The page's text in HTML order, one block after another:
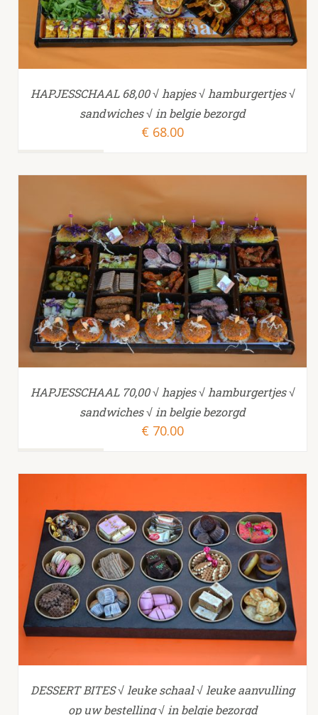
HAPJESSCHAAL 68,00 √ hapjes √ hamburgertjes √
sandwiches √ in belgie bezorgd
€ 68.00
TOEVOEGEN AAN WINKELWAGEN /
HAPJESSCHAAL 70,00 √ hapjes √ hamburgertjes √
sandwiches √ in belgie bezorgd
€ 70.00
TOEVOEGEN AAN WINKELWAGEN /
DESSERT BITES √ leuke schaal √ leuke aanvulling
op uw bestelling √ in belgie bezorgd